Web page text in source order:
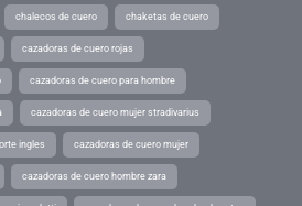
chalecos de cuero chaketas de cuero
cazadoras de cuero rojas
cazadoras de cuero para hombre
cazadoras de cuero mujer stradivarius
ingles cazadoras de cuero mujer
cazadoras de cuero hombre zara